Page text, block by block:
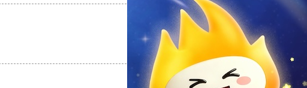
反对[0]